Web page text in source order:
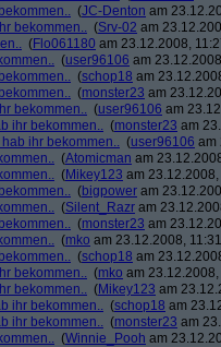
(JC-Denton am
bekommen.. (Srv-02 am
(Flo061180 am 23.12.2008,
(user96106 am
(schop18 am
(monster23 am
bekommen.. (user96106 am
ihr bekommen.. (monster23 am
ihr bekommen.. (user96106 am
(Atomicman am
(Mikey123 am
(bigpower am
(Silent_Razr am
(monster23 am
(mko am 23.12.2008,
(schop18 am
bekommen.. (mko am
bekommen.. (Mikey123 am
ihr bekommen.. (schop18 am
ihr bekommen.. (monster23 am
(Winnie_Pooh am